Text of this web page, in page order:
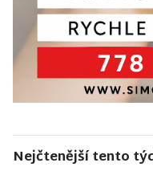
Nejčtenější tento